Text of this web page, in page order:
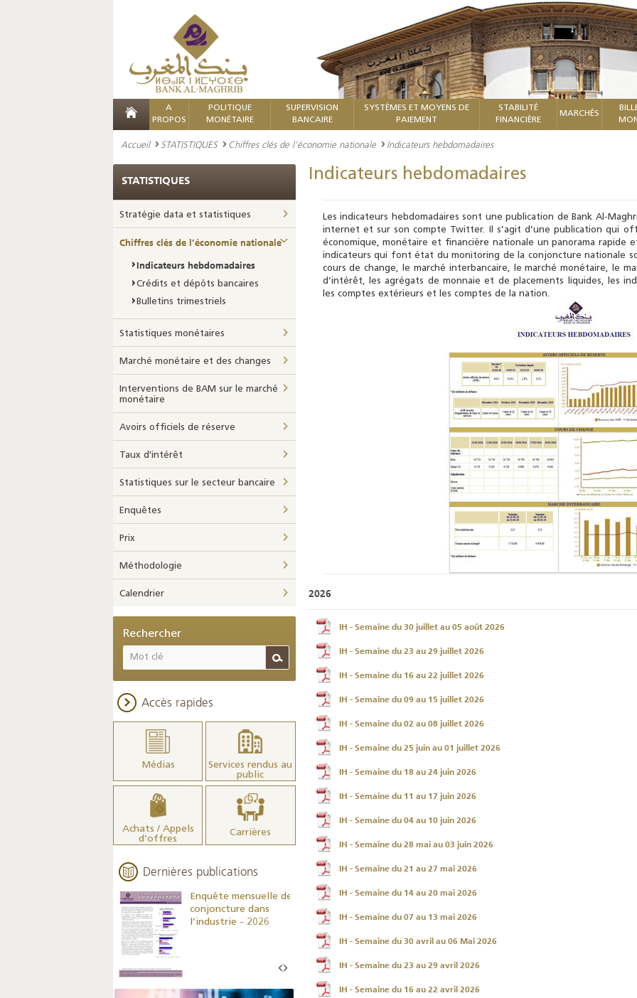
A
PROPOS
POLITIQUE
MONÉTAIRE
SUPERVISION
BANCAIRE
SYSTÈMES ET MOYENS DE
PAIEMENT
STABILITÉ
FINANCIÈRE
MARCHÉS
Accueil STATISTIQUES Chiffres clés de l’économie nationale Indicateurs hebdomadaires
Indicateurs hebdomadaires
Les indicateurs hebdomadaires sont une publication de Bank Al-
internet et sur son compte Twitter. Il s’agit d’une publication qui
économique, monétaire et financière nationale un panorama rapide
indicateurs qui font état du monitoring de la conjoncture nationale
cours de change, le marché interbancaire, le marché monétaire, le
d’intérêt, les agrégats de monnaie et de placements liquides, les
les comptes extérieurs et les comptes de la nation.
2026
IH - Semaine du 30 juillet au 05 août 2026
IH - Semaine du 23 au 29 juillet 2026
IH - Semaine du 16 au 22 juillet 2026
IH - Semaine du 09 au 15 juillet 2026
IH - Semaine du 02 au 08 juillet 2026
IH - Semaine du 25 juin au 01 juillet 2026
IH - Semaine du 18 au 24 juin 2026
IH - Semaine du 11 au 17 juin 2026
IH - Semaine du 04 au 10 juin 2026
IH - Semaine du 28 mai au 03 juin 2026
IH - Semaine du 21 au 27 mai 2026
IH - Semaine du 14 au 20 mai 2026
IH - Semaine du 07 au 13 mai 2026
IH - Semaine du 30 avril au 06 Mai 2026
IH - Semaine du 23 au 29 avril 2026
IH - Semaine du 16 au 22 avril 2026
STATISTIQUES
Stratégie data et statistiques
Chiffres clés de l’économie nationale
Indicateurs hebdomadaires
Crédits et dépôts bancaires
Bulletins trimestriels
Statistiques monétaires
Marché monétaire et des changes
Interventions de BAM sur le marché
monétaire
Avoirs officiels de réserve
Taux d'intérêt
Statistiques sur le secteur bancaire
Enquêtes
Prix
Méthodologie
Calendrier
Rechercher
Accès rapides
Médias
Services rendus au
public
Achats / Appels
d’offres
Carrières
Dernières publications
Enquête mensuelle de
conjoncture dans
l’industrie - 2026
Résultats trimestriels
conjoncture - 2026